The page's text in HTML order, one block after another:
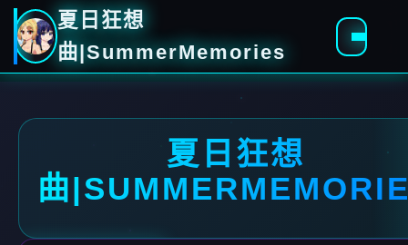
夏日狂想
曲|SummerMemories
夏日狂想
曲